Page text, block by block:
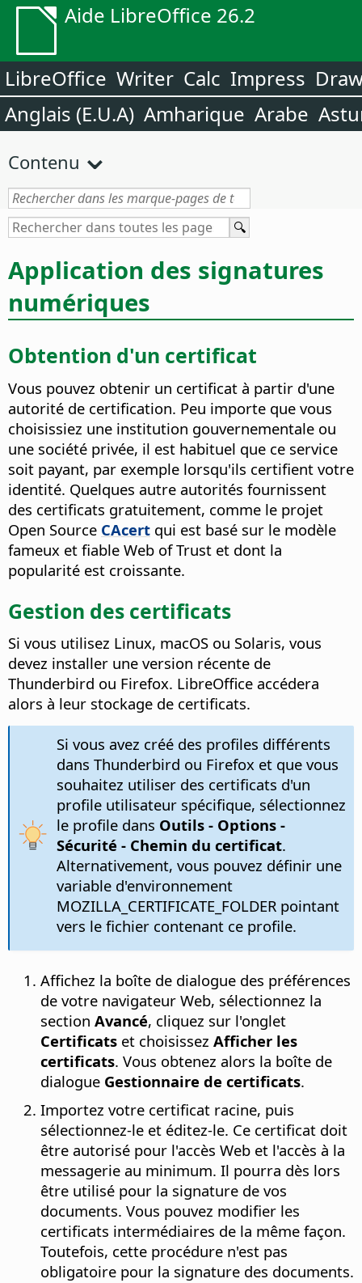
Aide LibreOffice 26.2
LibreOffice Writer Calc Impress
Anglais (E.U.A) Amharique Arabe
Contenu
Application des signatures
numériques
Obtention d'un certificat
Vous pouvez obtenir un certificat à partir d'une
autorité de certification. Peu importe que vous
choisissiez une institution gouvernementale ou
une société privée, il est habituel que ce service
soit payant, par exemple lorsqu'ils certifient votre
identité. Quelques autre autorités fournissent
des certificats gratuitement, comme le projet
Open Source CAcert qui est basé sur le modèle
fameux et fiable Web of Trust et dont la
popularité est croissante.
Gestion des certificats
Si vous utilisez Linux, macOS ou Solaris, vous
devez installer une version récente de
Thunderbird ou Firefox. LibreOffice accédera
alors à leur stockage de certificats.
Si vous avez créé des profiles différents
dans Thunderbird ou Firefox et que vous
souhaitez utiliser des certificats d'un
profile utilisateur spécifique, sélectionnez
le profile dans Outils - Options-
Sécurité - Chemin du certificat.
Alternativement, vous pouvez définir une
variable d'environnement
MOZILLA_CERTIFICATE_FOLDER pointant
vers le fichier contenant ce profile.
Affichez la boîte de dialogue des préférences
de votre navigateur Web, sélectionnez la
section Avancé, cliquez sur l'onglet
Certificats et choisissez Afficher les
certificats. Vous obtenez alors la boîte de
dialogue Gestionnaire de certificats.
Importez votre certificat racine, puis
sélectionnez-le et éditez-le. Ce certificat doit
être autorisé pour l'accès Web et l'accès à la
messagerie au minimum. Il pourra dès lors
être utilisé pour la signature de vos
documents. Vous pouvez modifier les
certificats intermédiaires de la même façon.
Toutefois, cette procédure n'est pas
obligatoire pour la signature des documents.